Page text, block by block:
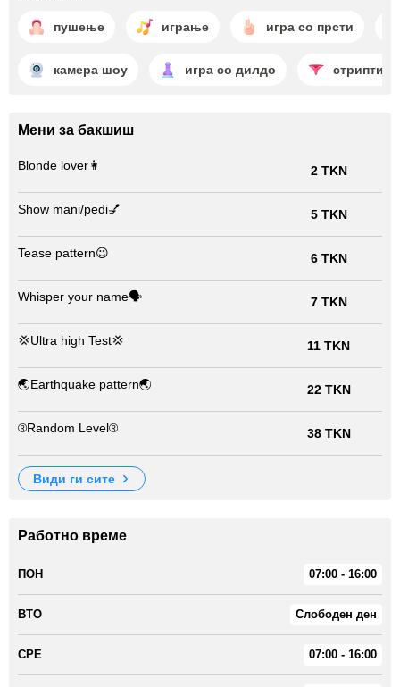
пушење играње игра со прсти
камера шоу игра со дилдо стриптиз
Мени за бакшиш
Blonde lover👩 2 TKN
Show mani/pedi💅 5 TKN
Tease pattern😉 6 TKN
Whisper your name🗣️ 7 TKN
💢Ultra high Test💢 11 TKN
🌏Earthquake pattern🌏 22 TKN
®Random Level® 38 TKN
види ги сите
Работно време
ПОН 07:00 - 16:00
ВТО Слободен ден
СРЕ 07:00 - 16:00